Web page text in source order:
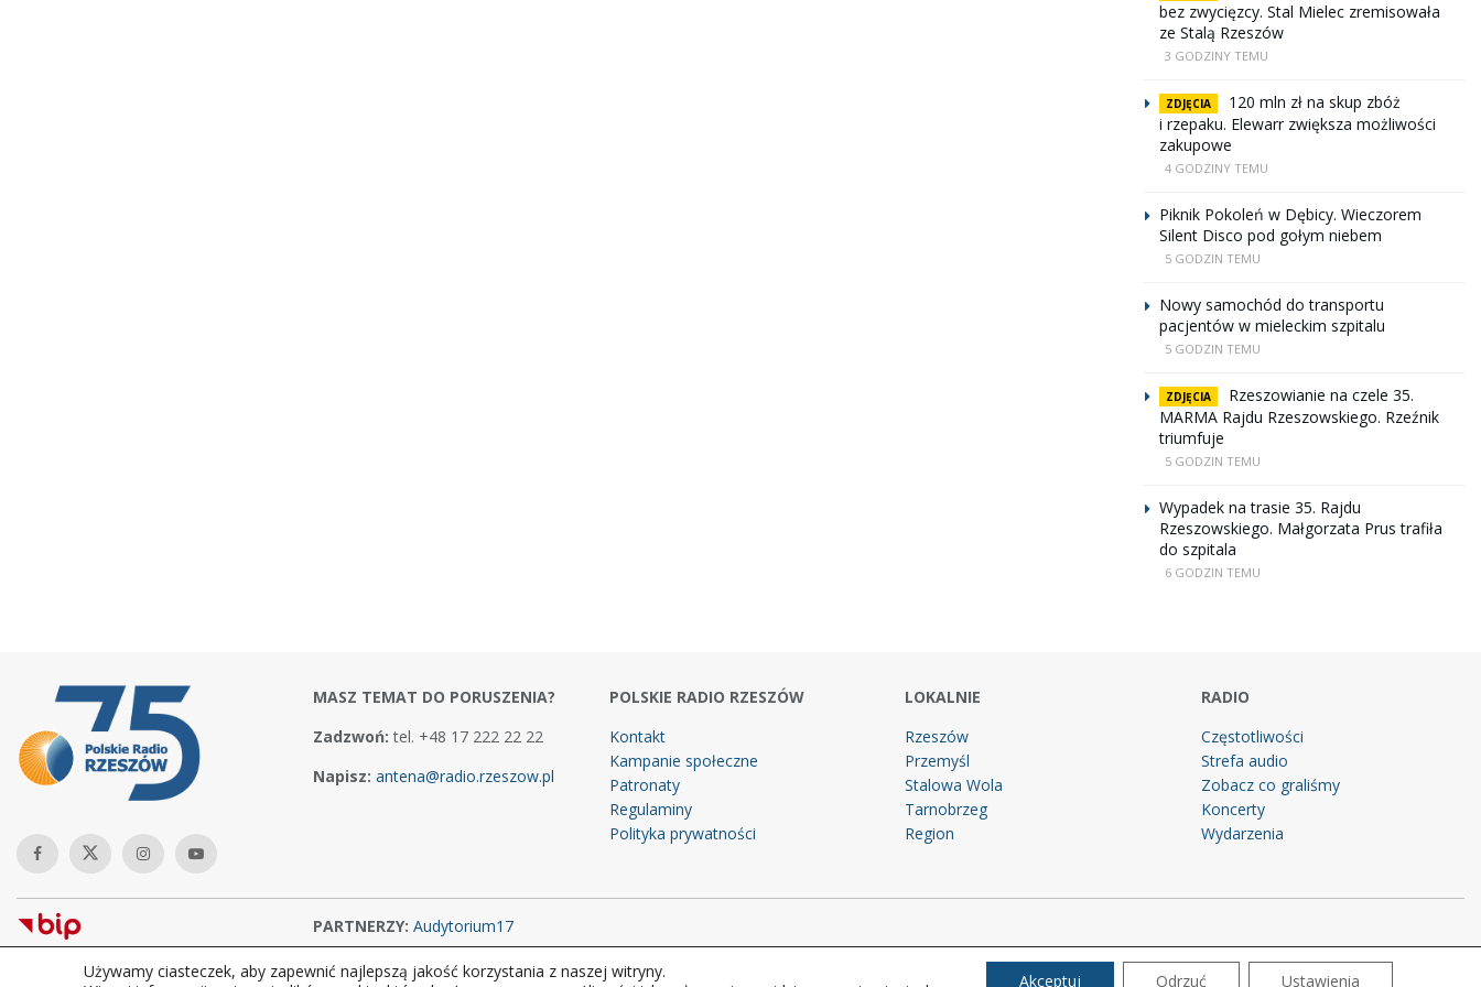
bez zwycięzcy. Stal Mielec zremisowała
ze Stalą Rzeszów
3 GODZINY TEMU
ZDJĘCIA
120 mln zł na skup zbóż
i rzepaku. Elewarr zwiększa możliwości
zakupowe
4 GODZINY TEMU
Piknik Pokoleń w Dębicy. Wieczorem
Silent Disco pod gołym niebem
5 GODZIN TEMU
Nowy samochód do transportu
pacjentów w mieleckim szpitalu
5 GODZIN TEMU
ZDJĘCIA
Rzeszowianie na czele 35.
MARMA Rajdu Rzeszowskiego. Rzeźnik
triumfuje
5 GODZIN TEMU
Wypadek na trasie 35. Rajdu
Rzeszowskiego. Małgorzata Prus trafiła
do szpitala
6 GODZIN TEMU
MASZ TEMAT DO PORUSZENIA?
Zadzwoń: tel. +48 17 222 22 22
Napisz: antena@radio.rzeszow.pl
POLSKIE RADIO RZESZÓW
Kontakt
Kampanie społeczne
Patronaty
Regulaminy
Polityka prywatności
LOKALNIE
Rzeszów
Przemyśl
Stalowa Wola
Tarnobrzeg
Region
RADIO
Częstotliwości
Strefa audio
Zobacz co graliśmy
Koncerty
Wydarzenia
PARTNERZY: Audytorium17
Copyright © 2026Polskie Radio Rzeszów S.A. w likwidacj. Wszelkie prawa zastrzeżone.
Używamy ciasteczek, aby zapewnić najlepszą jakość korzystania z naszej witryny.
Akceptuj Odrzuć Ustawienia